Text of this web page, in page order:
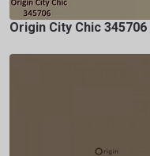
Origin City Chic 345706